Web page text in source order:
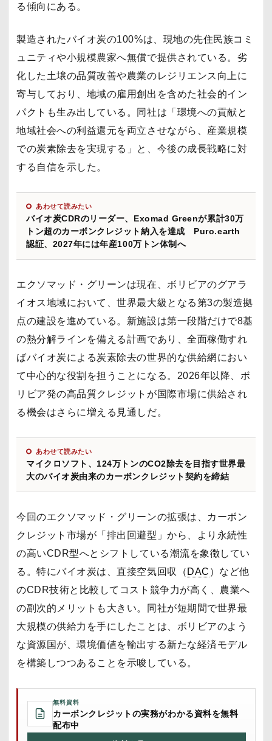
る傾向にある。
製造されたバイオ炭の100%は、現地の先住民族コミ
ュニティや小規模農家へ無償で提供されている。劣
化した土壌の品質改善や農業のレジリエンス向上に
寄与しており、地域の雇用創出を含めた社会的イン
パクトも生み出している。同社は「環境への貢献と
地域社会への利益還元を両立させながら、産業規模
での炭素除去を実現する」と、今後の成長戦略に対
する自信を示した。
あわせて読みたい
バイオ炭CDRのリーダー、Exomad Greenが累計30万
トン超のカーボンクレジット納入を達成 Puro.earth
認証、2027年には年産100万トン体制へ
エクソマッド・グリーンは現在、ボリビアのグアラ
イオス地域において、世界最大級となる第3の製造拠
点の建設を進めている。新施設は第一段階だけで8基
の熱分解ラインを備える計画であり、全面稼働すれ
ばバイオ炭による炭素除去の世界的な供給網におい
て中心的な役割を担うことになる。2026年以降、ボ
リビア発の高品質クレジットが国際市場に供給され
る機会はさらに増える見通しだ。
あわせて読みたい
マイクロソフト、124万トンのCO2除去を目指す世界最
大のバイオ炭由来のカーボンクレジット契約を締結
今回のエクソマッド・グリーンの拡張は、カーボン
クレジット市場が「排出回避型」から、より永続性
の高いCDR型へとシフトしている潮流を象徴してい
る。特にバイオ炭は、直接空気回収（ DAC ）など他
のCDR技術と比較してコスト競争力が高く、農業へ
の副次的メリットも大きい。同社が短期間で世界最
大規模の供給力を手にしたことは、ボリビアのよう
な資源国が、環境価値を輸出する新たな経済モデル
を構築しつつあることを示唆している。
無料資料
カーボンクレジットの実務がわかる資料を無料
配布中